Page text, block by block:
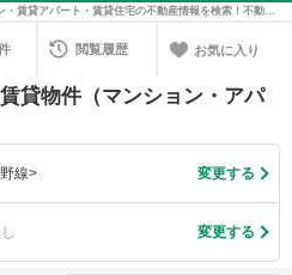
山陰本線<嵯峨野線>（京都府）の賃貸マンション・賃貸アパート・賃貸住宅の不動産情報を検索！不動産賃貸の物件探しは、お部屋探しのエイブル
閲覧履歴 お気に入り
貸物件（マンション・アパ
線> 変更する
変更する